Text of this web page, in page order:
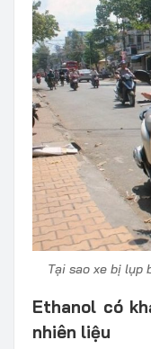
Tại sao xe bị lụp
Ethanol có
nhiên liệu